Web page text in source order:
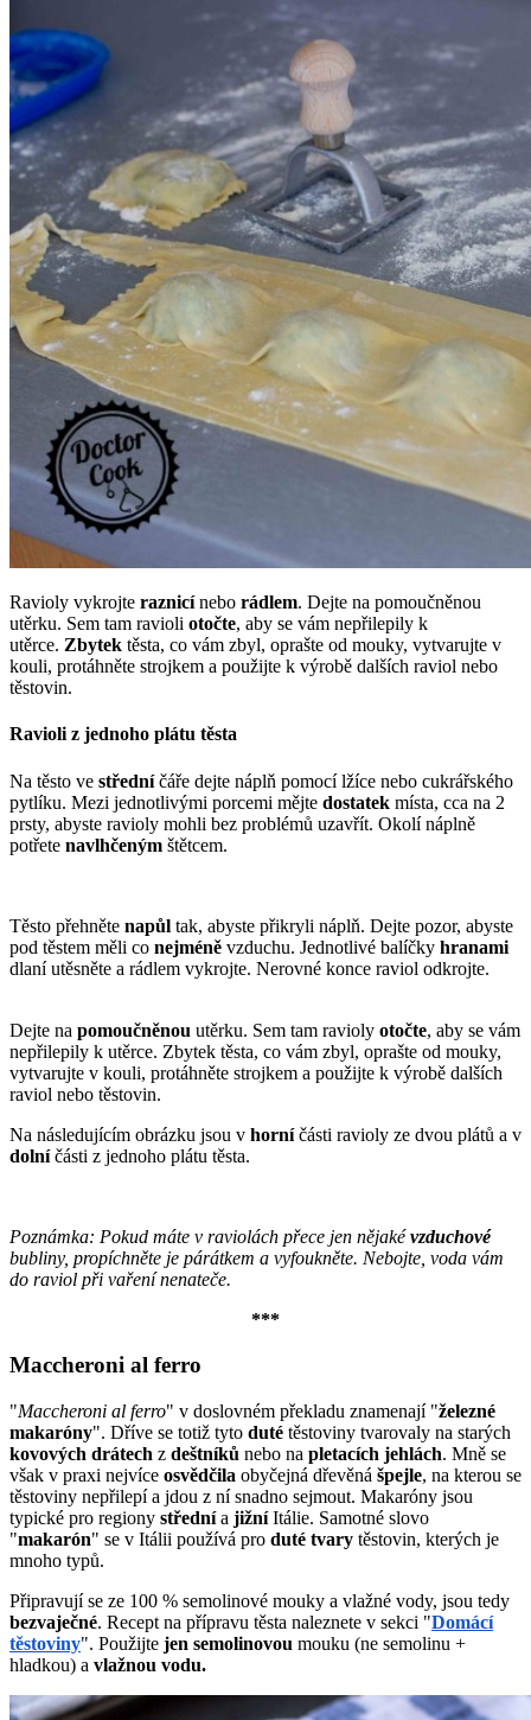
Ravioly vykrojte raznicínebo rádlem. Dejte na pomoučněnou
utěrku. Sem tam ravioli otočte, aby se vám nepřilepily k
utěrce. Zbytek těsta, co vám zbyl, oprašte od mouky, vytvarujte v
kouli, protáhněte strojkem a použijte k výrobě dalších raviol nebo
těstovin.
Ravioli z jednoho plátu těsta
Na těsto ve středníčáře dejte náplň pomocí lžíce nebo cukrářského
pytlíku. Mezi jednotlivými porcemi mějte dostatek místa, cca na 2
prsty, abyste ravioly mohli bez problémů uzavřít. Okolí náplně
potřete navlhčeným štětcem.
Těsto přehněte napůl tak, abyste přikryli náplň. Dejte pozor, abyste
pod těstem měli co nejméně vzduchu. Jednotlivé balíčky hranami
dlaní utěsněte a rádlem vykrojte. Nerovné konce raviol odkrojte.
Dejte na pomoučněnou utěrku. Sem tam ravioly otočte, aby se vám
nepřilepily k utěrce. Zbytek těsta, co vám zbyl, oprašte od mouky,
vytvarujte v kouli, protáhněte strojkem a použijte k výrobě dalších
raviol nebo těstovin.
Na následujícím obrázku jsou v horníčásti ravioly ze dvou plátů a v
dolníčásti z jednoho plátu těsta.
Poznámka: Pokud máte v raviolách přece jen nějakévzduchové
bubliny, propíchněte je párátkem a vyfoukněte. Nebojte, voda vám
do raviol při vaření nenateče.
***
Maccheroni al ferro
"Maccheroni al ferro" v doslovném překladu znamenají "železné
makaróny". Dříve se totiž tyto duté těstoviny tvarovaly na starých
kovových drátech z deštníků nebo na pletacích jehlách. Mně se
však v praxi nejvíce osvědčila obyčejná dřevěná špejle, na kterou se
těstoviny nepřilepí a jdou z ní snadno sejmout. Makaróny jsou
typické pro regiony střednía jižníItálie. Samotné slovo
"makarón" se v Itálii používá pro duté tvary těstovin, kterých je
mnoho typů.
Připravují se ze 100 % semolinové mouky a vlažné vody, jsou tedy
bezvaječné. Recept na přípravu těsta naleznete v sekci "Domácí
těstoviny". Použijte jen semolinovou mouku (ne semolinu +
hladkou) a vlažnou vodu.